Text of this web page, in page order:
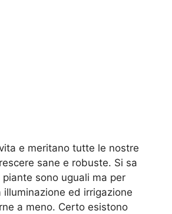
e meritano tutte le nostre
sane e robuste. Si sa
sono uguali ma per
illuminazione ed irrigazione
a meno. Certo esistono